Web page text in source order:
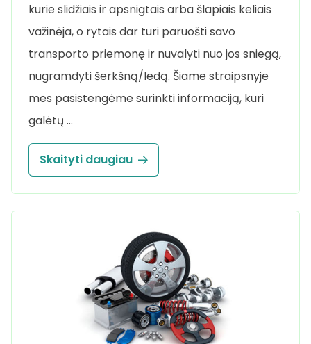
kurie slidžiais ir apsnigtais arba šlapiais keliais
važinėja, o rytais dar turi paruošti savo
transporto priemonę ir nuvalyti nuo jos sniegą,
nugramdyti šerkšną/ledą. Šiame straipsnyje
mes pasistengėme surinkti informaciją, kuri
galėtų …
Skaityti daugiau